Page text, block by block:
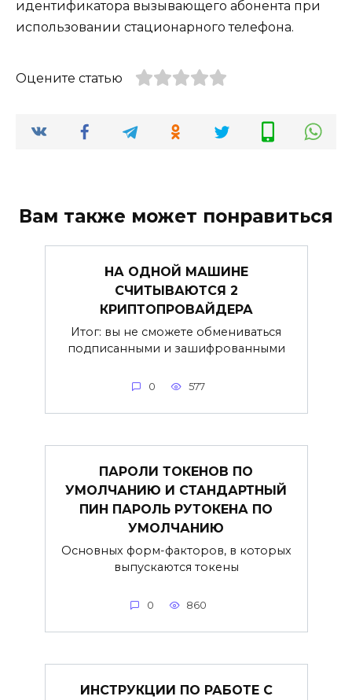
идентификатора вызывающего абонента при
использовании стационарного телефона.
Оцените статью
Вам также может понравиться
НА ОДНОЙ МАШИНЕ
СЧИТЫВАЮТСЯ 2
КРИПТОПРОВАЙДЕРА
Итог: вы не сможете обмениваться
подписанными и зашифрованными
0 577
ПАРОЛИ ТОКЕНОВ ПО
УМОЛЧАНИЮ И СТАНДАРТНЫЙ
ПИН ПАРОЛЬ РУТОКЕНА ПО
УМОЛЧАНИЮ
Основных форм-факторов, в которых
выпускаются токены
0 860
ИНСТРУКЦИИ ПО РАБОТЕ С